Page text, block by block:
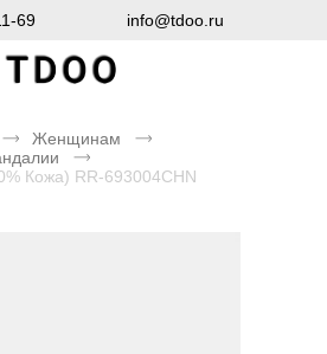
69 info@tdoo.ru
Женщинам
Кожа) RR-693004CHN